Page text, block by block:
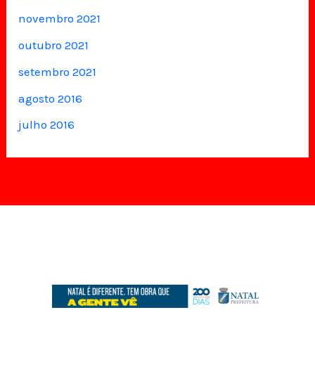
novembro 2021
outubro 2021
setembro 2021
agosto 2016
julho 2016